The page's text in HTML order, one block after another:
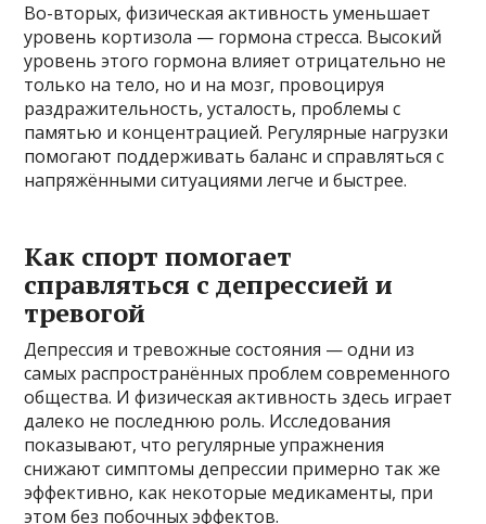
Во-вторых, физическая активность уменьшает
уровень кортизола — гормона стресса. Высокий
уровень этого гормона влияет отрицательно не
только на тело, но и на мозг, провоцируя
раздражительность, усталость, проблемы с
памятью и концентрацией. Регулярные нагрузки
помогают поддерживать баланс и справляться с
напряжёнными ситуациями легче и быстрее.
Как спорт помогает
справляться с депрессией и
тревогой
Депрессия и тревожные состояния — одни из
самых распространённых проблем современного
общества. И физическая активность здесь играет
далеко не последнюю роль. Исследования
показывают, что регулярные упражнения
снижают симптомы депрессии примерно так же
эффективно, как некоторые медикаменты, при
этом без побочных эффектов.